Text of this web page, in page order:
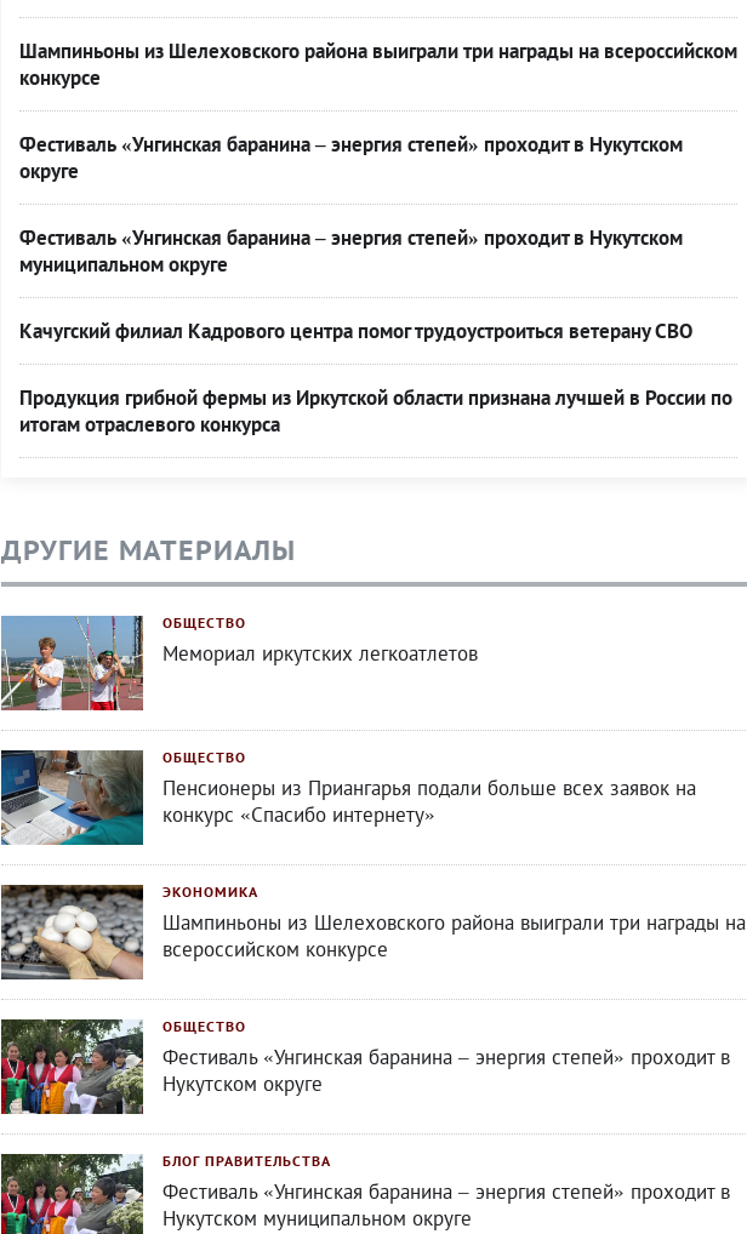
Шампиньоны из Шелеховского района выиграли три награды на всероссийском
конкурсе
Фестиваль «Унгинская баранина – энергия степей» проходит в Нукутском
округе
Фестиваль «Унгинская баранина – энергия степей» проходит в Нукутском
муниципальном округе
Качугский филиал Кадрового центра помог трудоустроиться ветерану СВО
Продукция грибной фермы из Иркутской области признана лучшей в России по
итогам отраслевого конкурса
ДРУГИЕ МАТЕРИАЛЫ
ОБЩЕСТВО
Мемориал иркутских легкоатлетов
ОБЩЕСТВО
Пенсионеры из Приангарья подали больше всех заявок на
конкурс «Спасибо интернету»
ЭКОНОМИКА
Шампиньоны из Шелеховского района выиграли три награды на
всероссийском конкурсе
ОБЩЕСТВО
Фестиваль «Унгинская баранина – энергия степей» проходит в
Нукутском округе
БЛОГ ПРАВИТЕЛЬСТВА
Фестиваль «Унгинская баранина – энергия степей» проходит в
Нукутском муниципальном округе